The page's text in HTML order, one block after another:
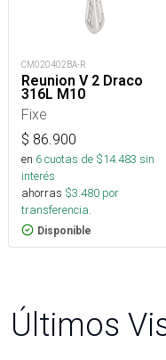
CM020402BA-R
Reunion V 2 Draco
316L M10
Fixe
$ 86.900
en 6cuotas de $14.483 sin
interés
ahorras $3.480 por
transferencia.
Disponible
Últimos